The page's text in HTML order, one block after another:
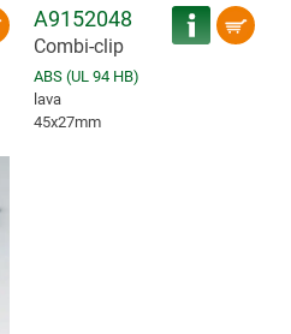
A9152048
Combi-clip
ABS (UL 94 HB)
lava
45x27mm